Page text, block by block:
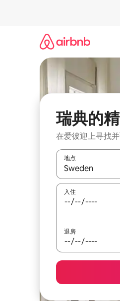
瑞典的
在爱彼迎上寻找
地点
如有搜索结果，
入住
退房